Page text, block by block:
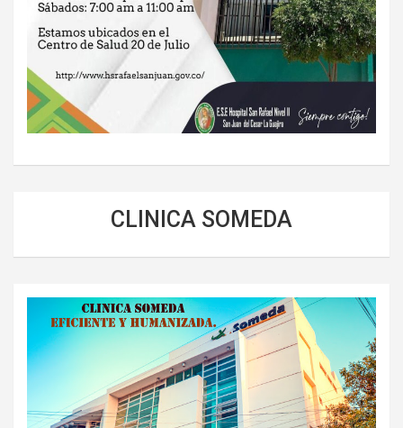
CLINICA SOMEDA